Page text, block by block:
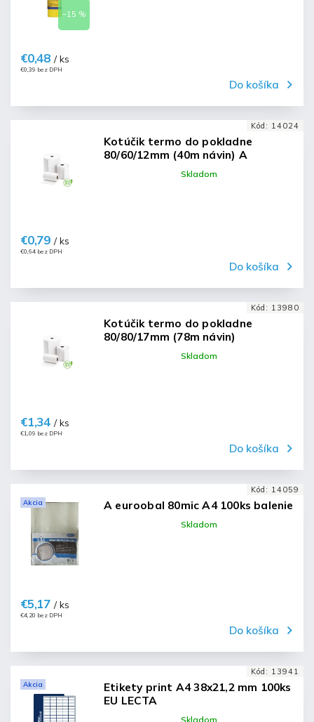
–15 %
€0,39 bez DPH
€0,48 / ks
Do košíka
Kotúčik termo do pokladne
80/60/12mm (40m návin) A
Skladom
€0,64 bez DPH
€0,79 / ks
Do košíka
Kód: 14024
Kotúčik termo do pokladne
80/80/17mm (78m návin)
Skladom
€1,09 bez DPH
€1,34 / ks
Do košíka
Kód: 13980
Akcia A euroobal 80mic A4 100ks balenie
Skladom
€4,20 bez DPH
€5,17 / ks
Do košíka
Kód: 14059
Akcia
Etikety print A4 38x21,2 mm 100ks
EU LECTA
Skladom
Kód: 13941